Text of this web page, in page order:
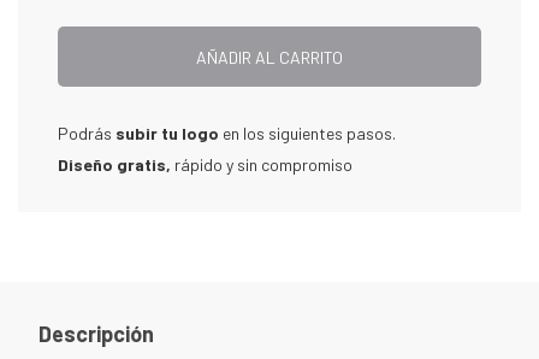
AÑADIR AL CARRITO
Podrás subir tu logo en los siguientes pasos.
Diseño gratis, rápido y sin compromiso
Descripción